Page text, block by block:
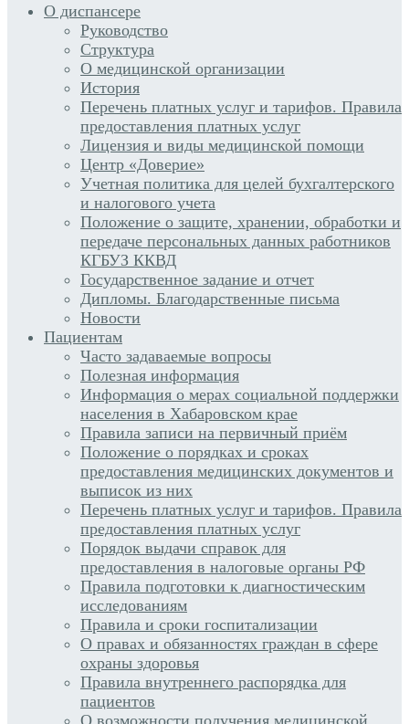
О диспансере
Руководство
Структура
О медицинской организации
История
Перечень платных услуг и тарифов. Правила
предоставления платных услуг
Лицензия и виды медицинской помощи
Центр «Доверие»
Учетная политика для целей бухгалтерского
и налогового учета
Положение о защите, хранении, обработки и
передаче персональных данных работников
КГБУЗ ККВД
Государственное задание и отчет
Дипломы. Благодарственные письма
Новости
Пациентам
Часто задаваемые вопросы
Полезная информация
Информация о мерах социальной поддержки
населения в Хабаровском крае
Правила записи на первичный приём
Положение о порядках и сроках
предоставления медицинских документов и
выписок из них
Перечень платных услуг и тарифов. Правила
предоставления платных услуг
Порядок выдачи справок для
предоставления в налоговые органы РФ
Правила подготовки к диагностическим
исследованиям
Правила и сроки госпитализации
О правах и обязанностях граждан в сфере
охраны здоровья
Правила внутреннего распорядка для
пациентов